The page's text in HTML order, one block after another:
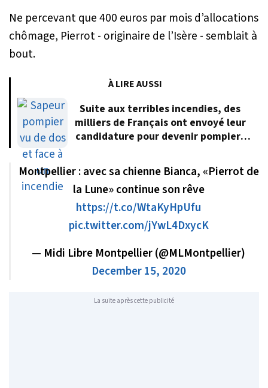
Ne percevant que 400 euros par mois d’allocations
chômage, Pierrot - originaire de l’Isère - semblait à
bout.
À LIRE AUSSI
Suite aux terribles incendies, des
milliers de Français ont envoyé leur
candidature pour devenir pompiers
Montpellier : avec sa chienne Bianca, «Pierrot de
la Lune» continue son rêve
https://t.co/WtaKyHpUfu
pic.twitter.com/jYwL4DxycK
— Midi Libre Montpellier (@MLMontpellier)
December 15, 2020
La suite après cette publicité